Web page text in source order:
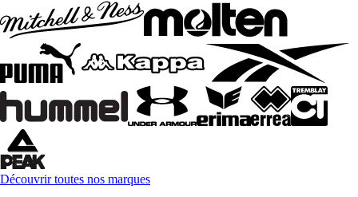
Découvrir toutes nos marques